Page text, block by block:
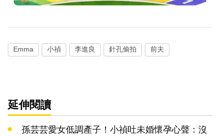
Emma 小禎 李進良 針孔偷拍 前夫
延伸閱讀
孫芸芸愛女低調產子！小禎吐未婚懷孕心聲：沒